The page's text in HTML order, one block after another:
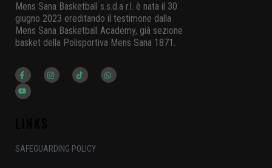
Mens Sana Basketball s.s.d.a r.l. è nata il 30
giugno 2023 ereditando il testimone dalla
Mens Sana Basketball Academy, già sezione
basket della Polisportiva Mens Sana 1871.
SAFEGUARDING POLICY